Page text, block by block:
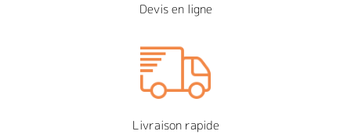
Devis en ligne
Livraison rapide